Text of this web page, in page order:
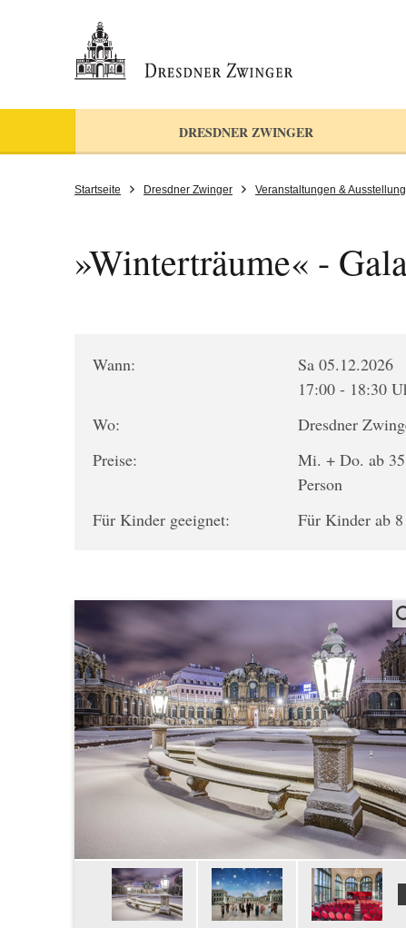
DRESDNER ZWINGER
Startseite Dresdner Zwinger Veranstaltungen &
»Winterträume« -
Wann:
Sa 05.12.2026
17:00 - 18:30
Wo:
Dresdner
Preise:
Mi. + Do. ab
Person
Für Kinder geeignet:
Für Kinder ab